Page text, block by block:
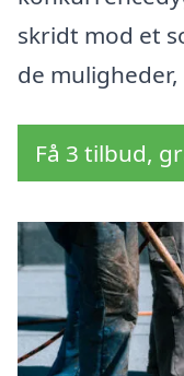
skridt mod et
de
Få 3 tilbud,